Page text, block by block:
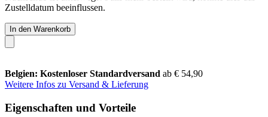
Zustelldatum beeinflussen.
In den Warenkorb
Belgien: Kostenloser Standardversand ab € 54,90
Weitere Infos zu Versand & Lieferung
Eigenschaften und Vorteile